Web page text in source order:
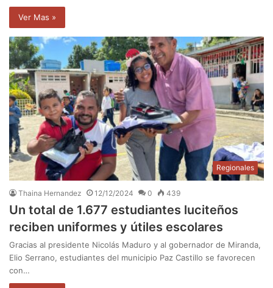
Ver Mas »
Regionales
Thaina Hernandez 12/12/2024 0 439
Un total de 1.677 estudiantes luciteños
reciben uniformes y útiles escolares
Gracias al presidente Nicolás Maduro y al gobernador de Miranda,
Elio Serrano, estudiantes del municipio Paz Castillo se favorecen
con…